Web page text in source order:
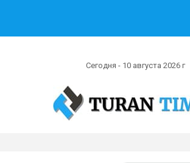
Сегодня - 10 августа 2026 г